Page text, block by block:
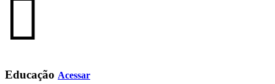
Educação Acessar